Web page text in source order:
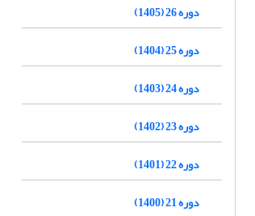
دوره 26 (1405)
دوره 25 (1404)
دوره 24 (1403)
دوره 23 (1402)
دوره 22 (1401)
دوره 21 (1400)